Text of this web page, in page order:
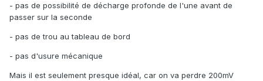
- pas de possibilité de décharge profonde de l'une avant de
passer sur la seconde
- pas de trou au tableau de bord
- pas d'usure mécanique
Mais il est seulement presque idéal, car on va perdre 200mV